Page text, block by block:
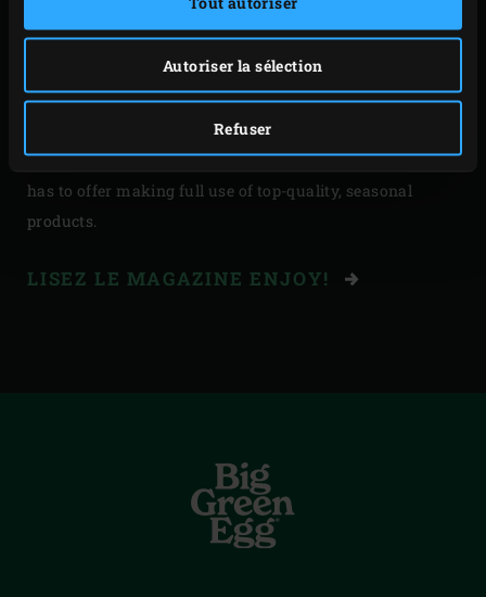
Autoriser la sélection
Refuser
In an attempt to stimulate all your senses, this new
edition once again features the tastiest recipes, an
interesting article about a top chef who takes you to meet
his regional suppliers and we introduce you to the joys of
the Ardennes in Belgium. You will taste the best nature
has to offer making full use of top-quality, seasonal
products.
LISEZ LE MAGAZINE ENJOY!